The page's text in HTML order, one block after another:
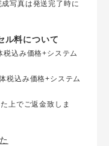
写真は発送完了時に
ル料について
込み価格+システム
税込み価格+システム
上でご返金致しま